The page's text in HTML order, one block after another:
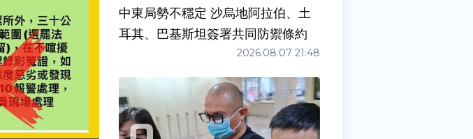
中東局勢不穩定 沙烏地阿拉伯、土
耳其、巴基斯坦簽署共同防禦條約
2026.08.07 21:48